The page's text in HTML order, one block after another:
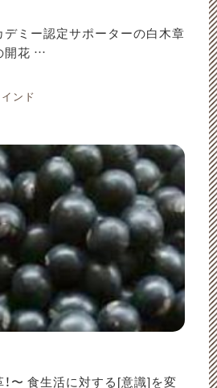
ミー認定サポーターの白木章
開花 …
ンド
〜 食生活に対する[意識]を変